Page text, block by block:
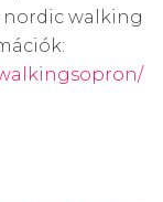
nordic walking